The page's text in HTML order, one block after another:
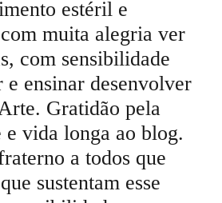
estéril e
muita alegria ver
com sensibilidade
ensinar desenvolver
Gratidão pela
e vida longa ao blog.
a todos que
sustentam esse